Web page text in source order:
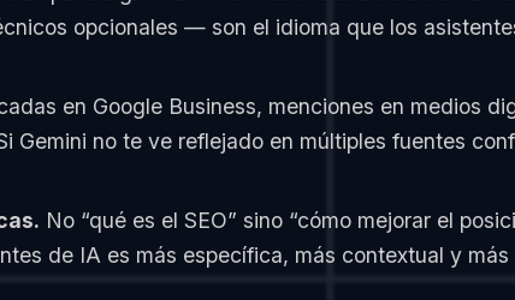
opcionales — son el idioma que los
en Google Business, menciones en medios
no te ve reflejado en múltiples fuentes
No “qué es el SEO” sino “cómo mejorar el
de IA es más específica, más contextual y